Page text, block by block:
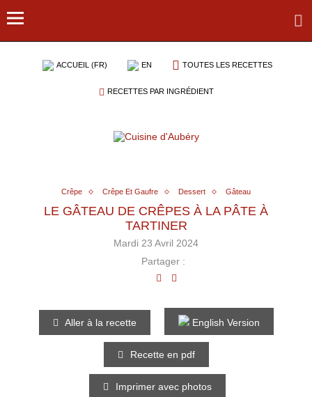
ACCUEIL (FR) EN TOUTES LES RECETTES
RECETTES PAR INGRÉDIENT
Crêpe Crêpe Et Gaufre Dessert Gâteau
LE GÂTEAU DE CRÊPES À LA PÂTE À
TARTINER
Mardi 23 Avril 2024
Partager :
Aller à la recette English Version
Recette en pdf
Imprimer avec photos